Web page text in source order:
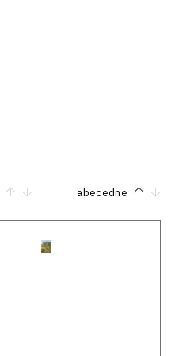
abecedne